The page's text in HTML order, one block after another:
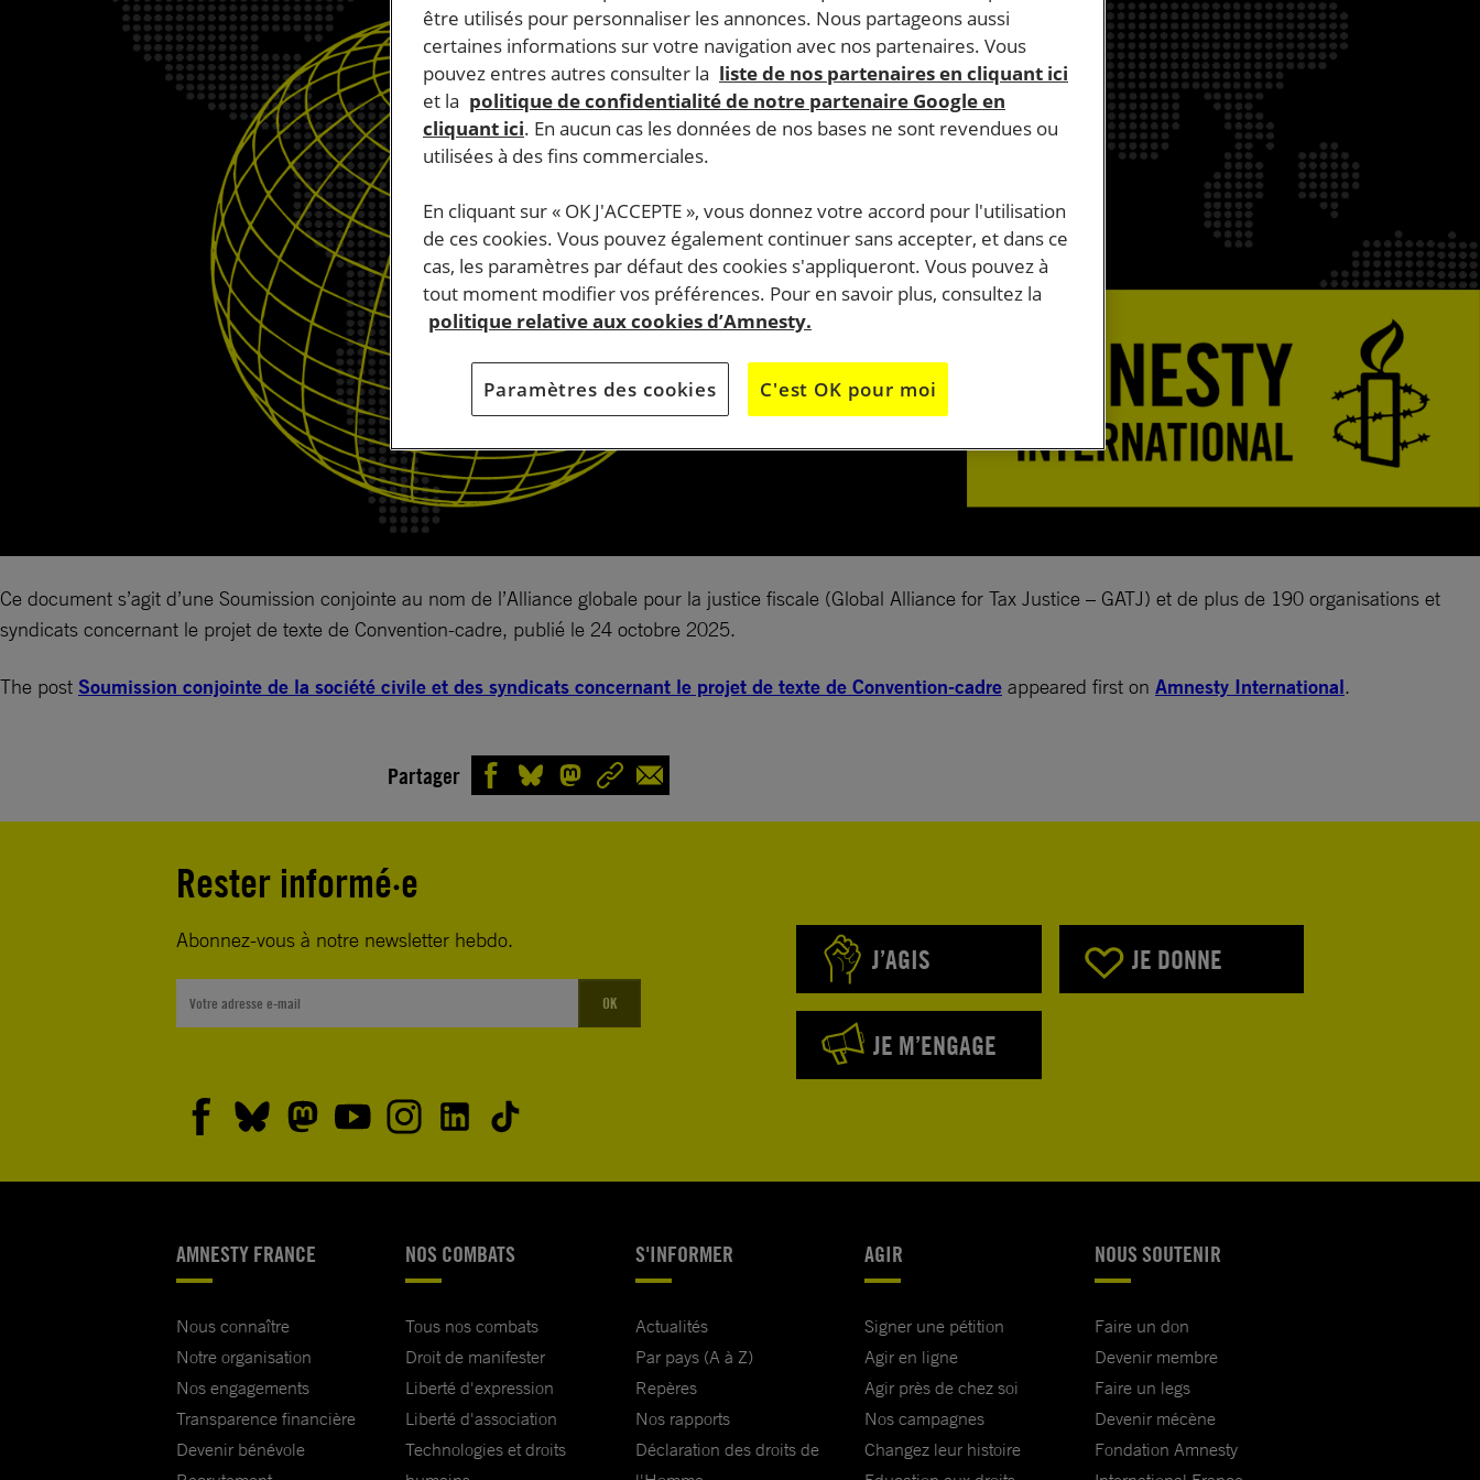
Ce document s’agit d’une Soumission conjointe au nom de l’Alliance globale pour la justice fiscale (Global Alliance for Tax Justice – GATJ) et de plus de 190 organisations et
syndicats concernant le projet de texte de Convention-cadre, publié le 24 octobre 2025.
The post Soumission conjointe de la société civile et des syndicats concernant le projet de texte de Convention-cadre appeared first on Amnesty International.
Partager
Rester informé·e
Abonnez-vous à notre newsletter hebdo.
OK
J’AGIS JE DONNE
JE M’ENGAGE
AMNESTY FRANCE
Nous connaître
Notre organisation
Nos engagements
Transparence financière
Devenir bénévole
NOS COMBATS
Tous nos combats
Droit de manifester
Liberté d'expression
Liberté d'association
Technologies et droits
S'INFORMER
Actualités
Par pays (A à Z)
Repères
Nos rapports
Déclaration des droits de
AGIR
Signer une pétition
Agir en ligne
Agir près de chez soi
Nos campagnes
Changez leur histoire
NOUS SOUTENIR
Faire un don
Devenir membre
Faire un legs
Devenir mécène
Fondation Amnesty
être utilisés pour personnaliser les annonces. Nous partageons aussi
certaines informations sur votre navigation avec nos partenaires. Vous
pouvez entres autres consulter la liste de nos partenaires en cliquant ici
et la politique de confidentialité de notre partenaire Google en
cliquant ici. En aucun cas les données de nos bases ne sont revendues ou
utilisées à des fins commerciales.
En cliquant sur « OK J'ACCEPTE », vous donnez votre accord pour l'utilisation
de ces cookies. Vous pouvez également continuer sans accepter, et dans ce
cas, les paramètres par défaut des cookies s'appliqueront. Vous pouvez à
tout moment modifier vos préférences. Pour en savoir plus, consultez la
politique relative aux cookies d’Amnesty.
Paramètres des cookies C'est OK pour moi